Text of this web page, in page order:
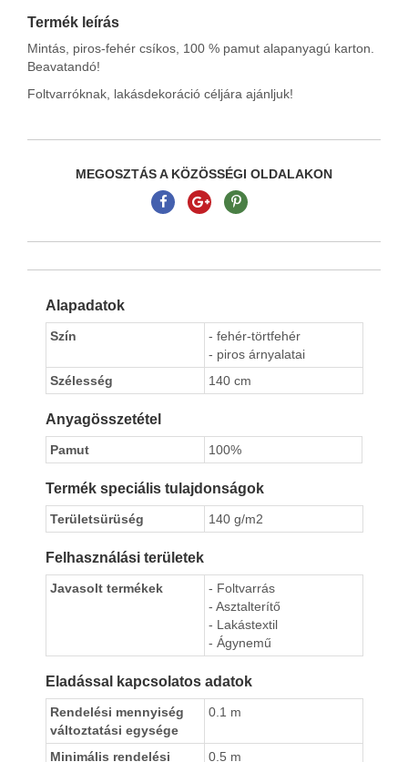
Termék leírás
Mintás, piros-fehér csíkos, 100 % pamut alapanyagú karton.
Beavatandó!
Foltvarróknak, lakásdekoráció céljára ajánljuk!
MEGOSZTÁS A KÖZÖSSÉGI OLDALAKON
Alapadatok
Szín
- fehér-törtfehér
- piros árnyalatai
Szélesség
140 cm
Anyagösszetétel
Pamut 100%
Termék speciális tulajdonságok
Területsürüség 140 g/m2
Felhasználási területek
Javasolt termékek
- Foltvarrás
- Asztalterítő
- Lakástextil
- Ágynemű
Eladással kapcsolatos adatok
Rendelési mennyiség
változtatási egysége
0.1 m
Minimális rendelési
0.5 m